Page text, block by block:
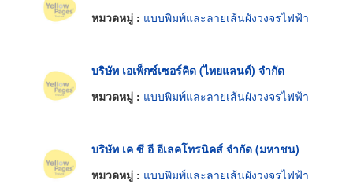
หมวดหมู่ : แบบพิมพ์และลายเส้นผังวงจรไฟฟ้า
บริษัท เอเพ็กซ์เซอร์คิด (ไทยแลนด์) จำกัด
หมวดหมู่ : แบบพิมพ์และลายเส้นผังวงจรไฟฟ้า
บริษัท เค ซี อี อีเลคโทรนิคส์ จำกัด (มหาชน)
หมวดหมู่ : แบบพิมพ์และลายเส้นผังวงจรไฟฟ้า